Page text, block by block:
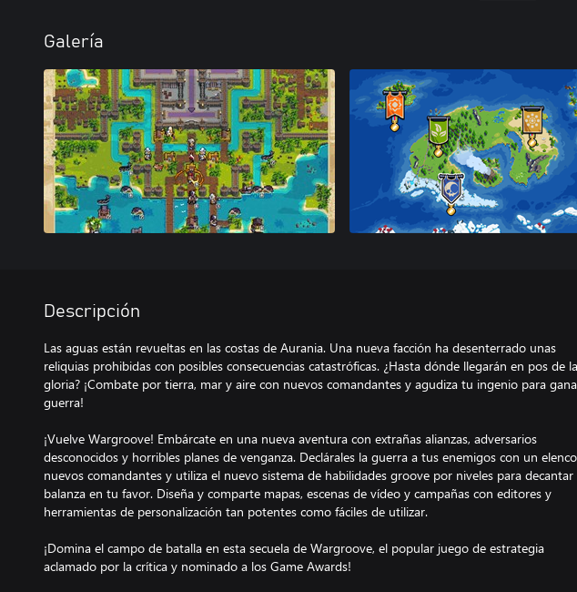
Galería
Descripción
Las aguas están revueltas en las costas de Aurania. Una nueva facción ha desenterrado unas
reliquias prohibidas con posibles consecuencias catastróficas. ¿Hasta dónde llegarán en pos de la
gloria? ¡Combate por tierra, mar y aire con nuevos comandantes y agudiza tu ingenio para
guerra!
¡Vuelve Wargroove! Embárcate en una nueva aventura con extrañas alianzas, adversarios
desconocidos y horribles planes de venganza. Declárales la guerra a tus enemigos con un
nuevos comandantes y utiliza el nuevo sistema de habilidades groove por niveles para decantar
balanza en tu favor. Diseña y comparte mapas, escenas de vídeo y campañas con editores y
herramientas de personalización tan potentes como fáciles de utilizar.
¡Domina el campo de batalla en esta secuela de Wargroove, el popular juego de estrategia
aclamado por la crítica y nominado a los Game Awards!